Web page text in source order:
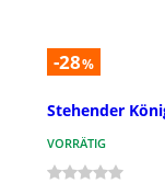
-28%
Stehender
VORRÄTIG